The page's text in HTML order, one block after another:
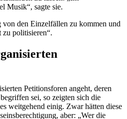
Musik“, sagte sie.
den Einzelfällen zu kommen und
zu politisieren“.
Petitionsforen angeht, deren
sei, so zeigten sich die
weitgehend einig. Zwar hätten diese
aber: „Wer die